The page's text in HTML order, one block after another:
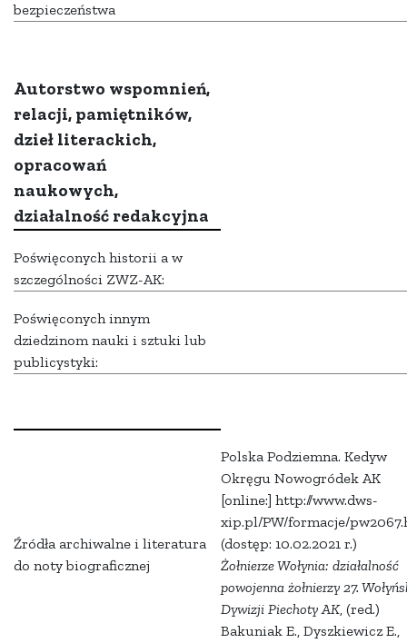
bezpieczeństwa
Autorstwo wspomnień,
relacji, pamiętników,
dzieł literackich,
opracowań
naukowych,
działalność redakcyjna
Poświęconych historii a w
szczególności ZWZ-AK:
Poświęconych innym
dziedzinom nauki i sztuki lub
publicystyki:
Źródła archiwalne i literatura
do noty biograficznej
Polska Podziemna. Kedyw
Okręgu Nowogródek AK
[online:] http://www.dws-
xip.pl/PW/formacje/
(dostęp: 10.02.2021 r.)
Żołnierze Wołynia: działalność
powojenna żołnierzy 27.
Dywizji Piechoty AK, (red.)
Bakuniak E., Dyszkiewicz E.,